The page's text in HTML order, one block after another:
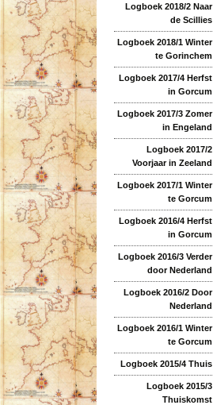
Logboek 2018/2 Naar
de Scillies
Logboek 2018/1 Winter
te Gorinchem
Logboek 2017/4 Herfst
in Gorcum
Logboek 2017/3 Zomer
in Engeland
Logboek 2017/2
Voorjaar in Zeeland
Logboek 2017/1 Winter
te Gorcum
Logboek 2016/4 Herfst
in Gorcum
Logboek 2016/3 Verder
door Nederland
Logboek 2016/2 Door
Nederland
Logboek 2016/1 Winter
te Gorcum
Logboek 2015/4 Thuis
Logboek 2015/3
Thuiskomst